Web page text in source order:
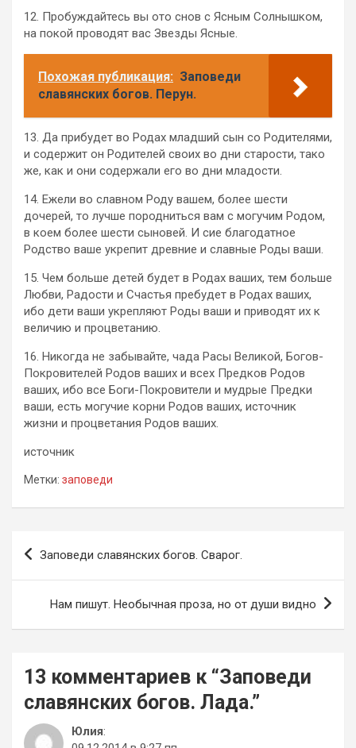
12. Пробуждайтесь вы ото снов с Ясным Солнышком,
на покой проводят вас Звезды Ясные.
Похожая публикация: Заповеди
славянских богов. Перун.
13. Да прибудет во Родах младший сын со Родителями,
и содержит он Родителей своих во дни старости, тако
же, как и они содержали его во дни младости.
14. Ежели во славном Роду вашем, более шести
дочерей, то лучше породниться вам с могучим Родом,
в коем более шести сыновей. И сие благодатное
Родство ваше укрепит древние и славные Роды ваши.
15. Чем больше детей будет в Родах ваших, тем больше
Любви, Радости и Счастья пребудет в Родах ваших,
ибо дети ваши укрепляют Роды ваши и приводят их к
величию и процветанию.
16. Никогда не забывайте, чада Расы Великой, Богов-
Покровителей Родов ваших и всех Предков Родов
ваших, ибо все Боги-Покровители и мудрые Предки
ваши, есть могучие корни Родов ваших, источник
жизни и процветания Родов ваших.
источник
Метки: заповеди
Навигация
Заповеди славянских богов. Сварог.
Нам пишут. Необычная проза, но от души видно
13 комментариев к “Заповеди
славянских богов. Лада.”
Юлия: